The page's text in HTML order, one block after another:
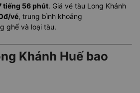
tiếng 56 phút. Giá vé tàu Long Khánh
vé, trung bình khoảng
ghế và loại tàu.
Khánh Huế bao